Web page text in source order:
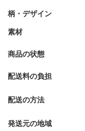
柄・デザイン
素材
商品の状態
配送料の負担
配送の方法
発送元の地域